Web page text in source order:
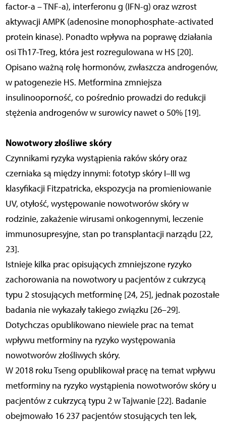
factor-a – TNF-a), interferonu g (IFN-g) oraz wzrost
aktywacji AMPK (adenosine monophosphate-activated
protein kinase). Ponadto wpływa na poprawę działania
osi Th17-Treg, która jest rozregulowana w HS [20].
Opisano ważną rolę hormonów, zwłaszcza androgenów,
w patogenezie HS. Metformina zmniejsza
insulinooporność, co pośrednio prowadzi do redukcji
stężenia androgenów w surowicy nawet o 50% [19].
Nowotwory złośliwe skóry
Czynnikami ryzyka wystąpienia raków skóry oraz
czerniaka są między innymi: fototyp skóry I–III wg
klasyfikacji Fitzpatricka, ekspozycja na promieniowanie
UV, otyłość, występowanie nowotworów skóry w
rodzinie, zakażenie wirusami onkogennymi, leczenie
immunosupresyjne, stan po transplantacji narządu [22,
23].
Istnieje kilka prac opisujących zmniejszone ryzyko
zachorowania na nowotwory u pacjentów z cukrzycą
typu 2 stosujących metforminę [24, 25], jednak pozostałe
badania nie wykazały takiego związku [26–29].
Dotychczas opublikowano niewiele prac na temat
wpływu metforminy na ryzyko występowania
nowotworów złośliwych skóry.
W 2018 roku Tseng opublikował pracę na temat wpływu
metforminy na ryzyko wystąpienia nowotworów skóry u
pacjentów z cukrzycą typu 2 w Tajwanie [22]. Badanie
obejmowało 16 237 pacjentów stosujących ten lek,